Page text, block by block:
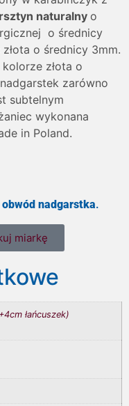
naturalny o
o średnicy
o średnicy 3mm.
złota o
zarówno
subtelnym
wykonana
in Poland.
obwód nadgarstka.
miarkę
łańcuszek)